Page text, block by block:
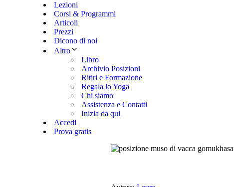
Lezioni
Corsi & Programmi
Articoli
Prezzi
Dicono di noi
Altro
Libro
Archivio Posizioni
Ritiri e Formazione
Regala lo Yoga
Chi siamo
Assistenza e Contatti
Inizia da qui
Accedi
Prova gratis